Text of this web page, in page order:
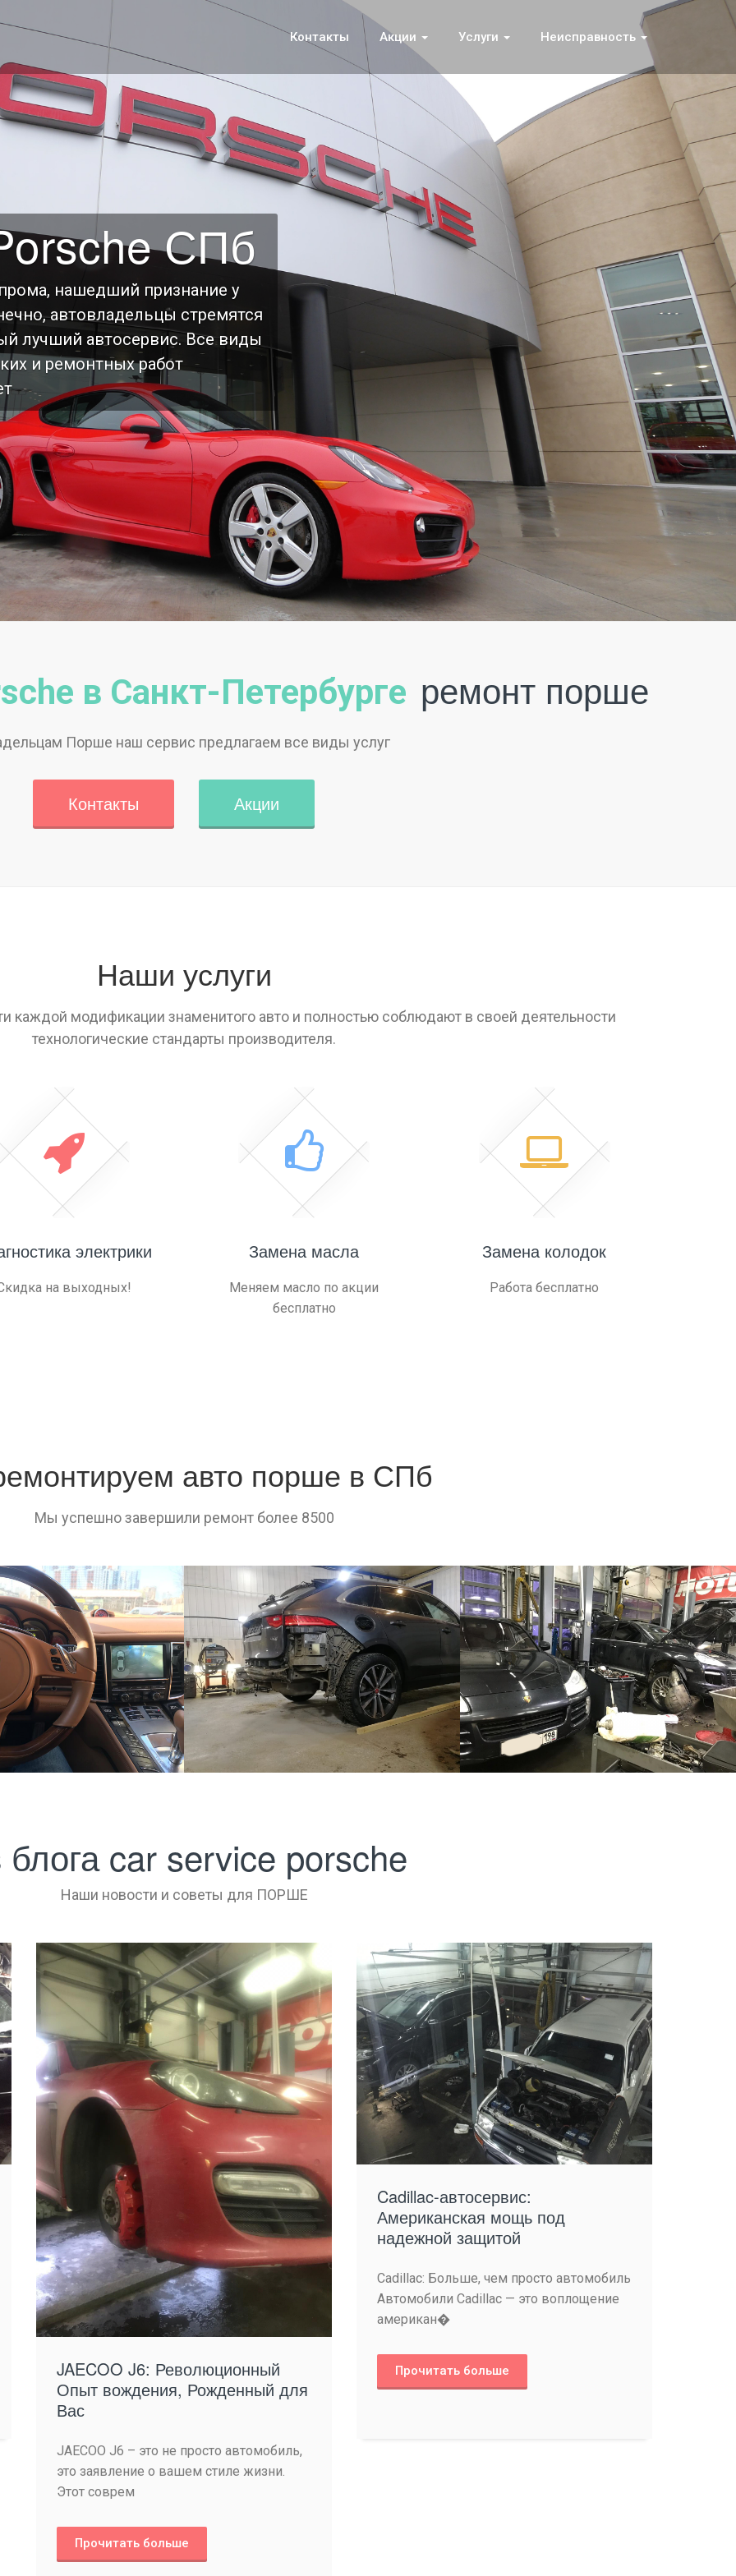
Контакты Акции Услуги Неисправность
СПб
нашедший признание у
автовладельцы стремятся
лучший автосервис. Все виды
и ремонтных работ
в Санкт-Петербурге ремонт порше
Порше наш сервис предлагаем все виды услуг
Контакты Акции
Наши услуги
каждой модификации знаменитого авто и полностью соблюдают в своей деятельности
технологические стандарты производителя.
электрики
на выходных!
Замена масла
Меняем масло по акции
бесплатно
Замена колодок
Работа бесплатно
авто порше в СПб
Мы успешно завершили ремонт более 8500
car service porsche
Наши новости и советы для ПОРШЕ
JAECOO J6: Революционный
Опыт вождения, Рожденный для
Вас
JAECOO J6 – это не просто автомобиль,
это заявление о вашем стиле жизни.
Этот соврем
Прочитать больше
Cadillac-автосервис:
Американская мощь под
надежной защитой
Cadillac: Больше, чем просто автомобиль
Автомобили Cadillac — это воплощение
американ�
Прочитать больше